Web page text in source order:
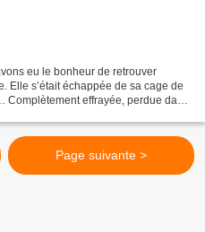
eu le bonheur de retrouver
Elle s’était échappée de sa cage de
Complètement effrayée, perdue dans
Page suivante >